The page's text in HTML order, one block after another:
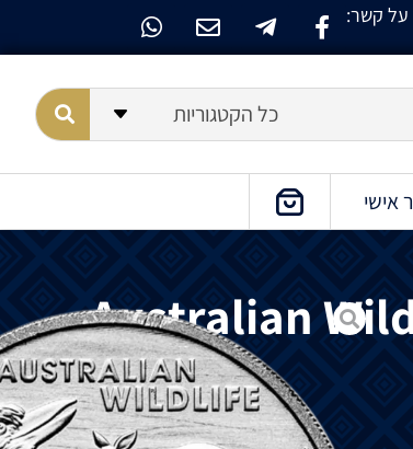
על קשר:
כל הקטגוריות
אישי
Australian